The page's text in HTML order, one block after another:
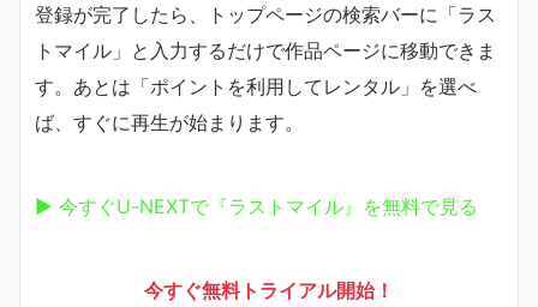
登録が完了したら、トップページの検索バーに「ラス
トマイル」と入力するだけで作品ページに移動できま
す。あとは「ポイントを利用してレンタル」を選べ
ば、すぐに再生が始まります。
▶ 今すぐU-NEXTで『ラストマイル』を無料で見る
今すぐ無料トライアル開始！